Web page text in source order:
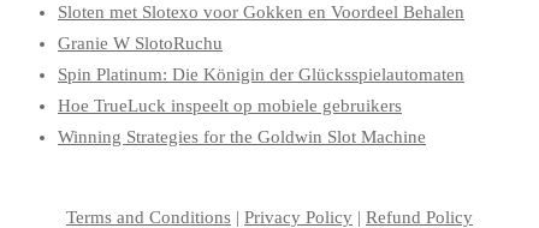
Sloten met Slotexo voor Gokken en Voordeel Behalen
Granie W SlotoRuchu
Spin Platinum: Die Königin der Glücksspielautomaten
Hoe TrueLuck inspeelt op mobiele gebruikers
Winning Strategies for the Goldwin Slot Machine
Terms and Conditions | Privacy Policy | Refund Policy